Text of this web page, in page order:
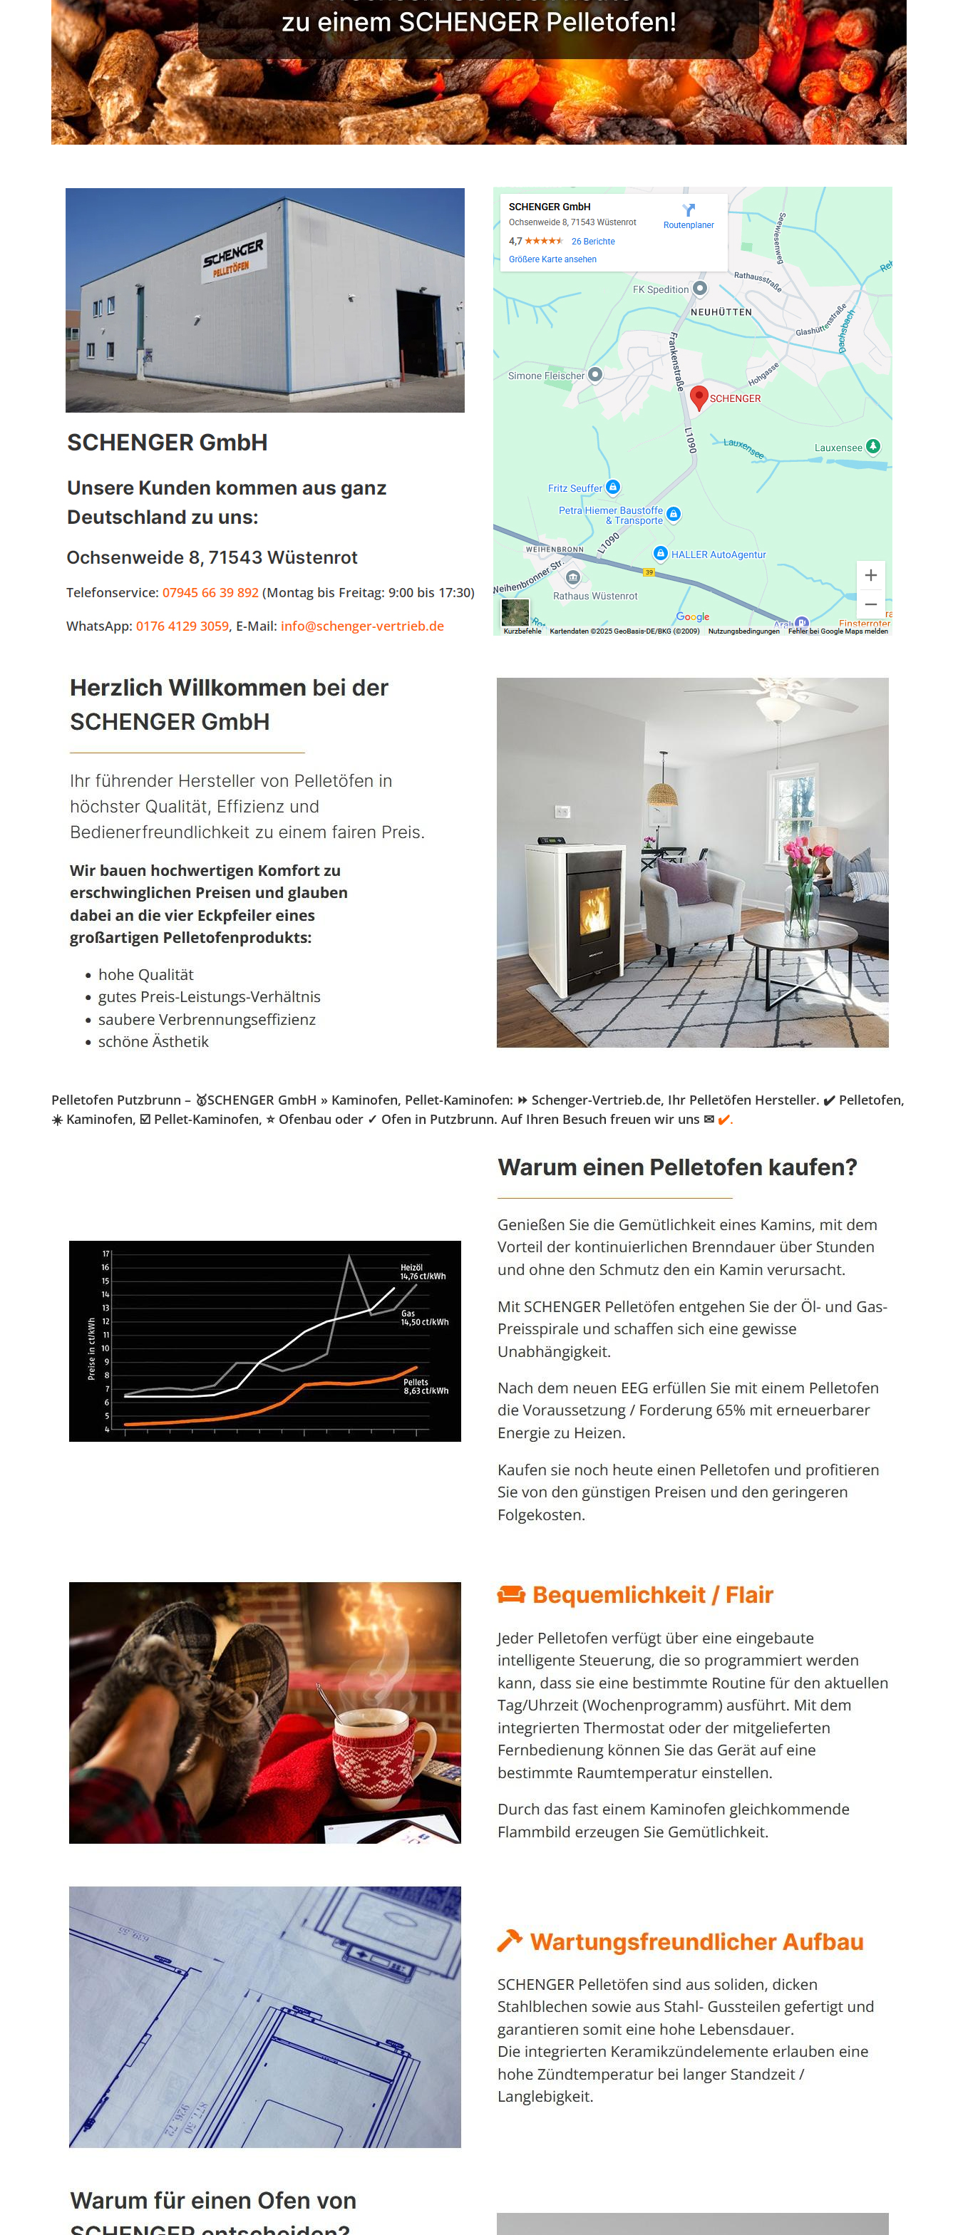
Pelletofen Putzbrunn – 🥇SCHENGER GmbH » Kaminofen, Pellet-Kaminofen: ⏩ Schenger-Vertrieb.de, Ihr Pelletöfen Hersteller. ✔️ Pelletofen,
☀️ Kaminofen, ☑️ Pellet-Kaminofen, ⭐ Ofenbau oder ✓ Ofen in Putzbrunn. Auf Ihren Besuch freuen wir uns ✉ ✔️.